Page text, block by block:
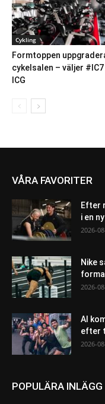
Cykling
Formtoppen
cykelsalen – väljer
ICG
VÅRA FAVORITER
Efter
i en
2026-
Nike
2026-
AI
efter
2026-
POPULÄRA INLÄGG